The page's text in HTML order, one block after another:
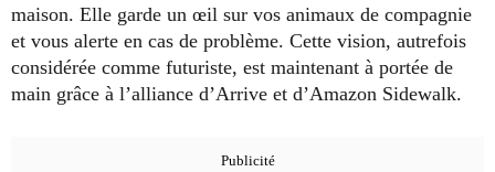
maison. Elle garde un œil sur vos animaux de compagnie
et vous alerte en cas de problème. Cette vision, autrefois
considérée comme futuriste, est maintenant à portée de
main grâce à l’alliance d’Arrive et d’Amazon Sidewalk.